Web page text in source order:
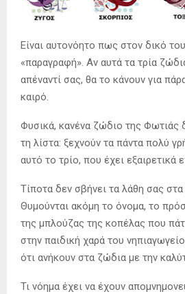
Είναι αυτονόητο πως στον δικό
«παραγραφή». Αν αυτά τα τρία
απέναντί σας, θα το κάνουν για
καιρό.
Φυσικά, κανένα ζώδιο της Φωτιάς
τη λίστα: ξεχνούν τα πάντα πολύ
αυτό το τρίο, που έχει εξαιρετικά
Τίποτα δεν σβήνει τα λάθη σας στα
Θυμούνται ακόμη το όνομα, το
της μπλούζας της κοπέλας που
στην παιδική χαρά του
ότι ανήκουν στα ζώδια με την
Τι νόημα έχει να έχουν